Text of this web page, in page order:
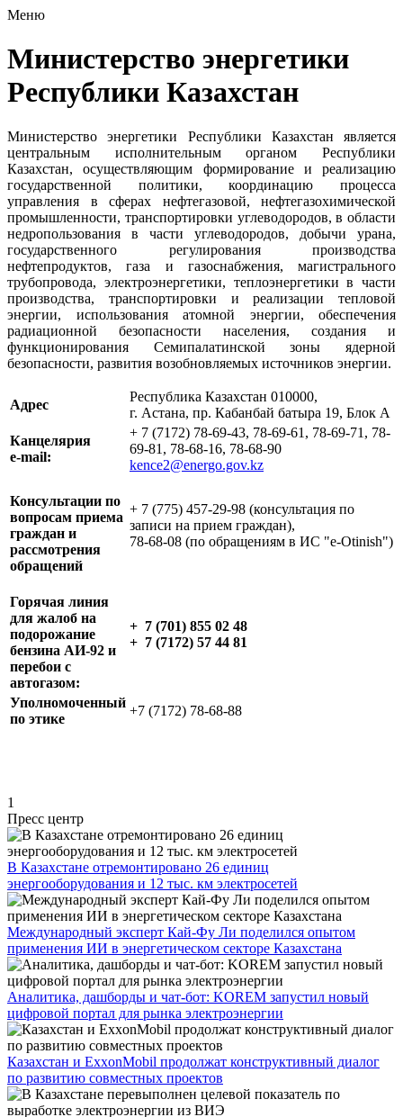
Меню
Министерство энергетики
Республики Казахстан
Министерство энергетики Республики Казахстан является
центральным исполнительным органом Республики
Казахстан, осуществляющим формирование и реализацию
государственной политики, координацию процесса
управления в сферах нефтегазовой, нефтегазохимической
промышленности, транспортировки углеводородов, в области
недропользования в части углеводородов, добычи урана,
государственного регулирования производства
нефтепродуктов, газа и газоснабжения, магистрального
трубопровода, электроэнергетики, теплоэнергетики в части
производства, транспортировки и реализации тепловой
энергии, использования атомной энергии, обеспечения
радиационной безопасности населения, создания и
функционирования Семипалатинской зоны ядерной
безопасности, развития возобновляемых источников энергии.
Адрес
Республика Казахстан 010000,
г. Астана, пр. Кабанбай батыра 19, Блок А
Канцелярия
e-mail:
+ 7 (7172) 78-69-43, 78-69-61, 78-69-71, 78-
69-81, 78-68-16, 78-68-90
kence2@energo.gov.kz
Консультации по
вопросам приема
граждан и
рассмотрения
обращений
+ 7 (775) 457-29-98 (консультация по
записи на прием граждан),
78-68-08 (по обращениям в ИС "e-Otinish")
Горячая линия
для жалоб на
подорожание
бензина АИ-92 и
перебои с
автогазом:
+ 7 (701) 855 02 48
+ 7 (7172) 57 44 81
Уполномоченный
по этике
+7 (7172) 78-68-88
1
Пресс центр
В Казахстане отремонтировано 26 единиц
энергооборудования и 12 тыс. км электросетей
Международный эксперт Кай-Фу Ли поделился опытом
применения ИИ в энергетическом секторе Казахстана
Аналитика, дашборды и чат-бот: KOREM запустил новый
цифровой портал для рынка электроэнергии
Казахстан и ExxonMobil продолжат конструктивный диалог
по развитию совместных проектов